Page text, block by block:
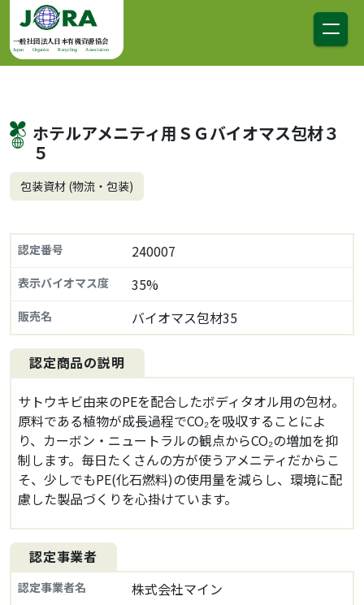
コンテンツへスキップ
メインナビゲーション
一般社団法人日本有機資源協会
Japan Organics Recycling Association
ホテルアメニティ用ＳＧバイオマス包材３
５
包装資材 (物流・包装)
認定番号 240007
表示バイオマス度 35%
販売名 バイオマス包材35
認定商品の説明
サトウキビ由来のPEを配合したボディタオル用の包材。
原料である植物が成長過程でCO₂を吸収することによ
り、カーボン・ニュートラルの観点からCO₂の増加を抑
制します。毎日たくさんの方が使うアメニティだからこ
そ、少しでもPE(化石燃料)の使用量を減らし、環境に配
慮した製品づくりを心掛けています。
認定事業者
認定事業者名 株式会社マイン